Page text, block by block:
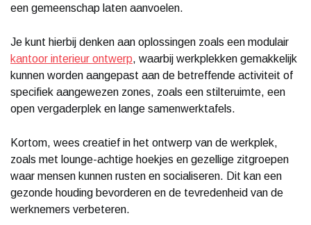
een gemeenschap laten aanvoelen.
Je kunt hierbij denken aan oplossingen zoals een modulair
kantoor interieur ontwerp, waarbij werkplekken gemakkelijk
kunnen worden aangepast aan de betreffende activiteit of
specifiek aangewezen zones, zoals een stilteruimte, een
open vergaderplek en lange samenwerktafels.
Kortom, wees creatief in het ontwerp van de werkplek,
zoals met lounge-achtige hoekjes en gezellige zitgroepen
waar mensen kunnen rusten en socialiseren. Dit kan een
gezonde houding bevorderen en de tevredenheid van de
werknemers verbeteren.